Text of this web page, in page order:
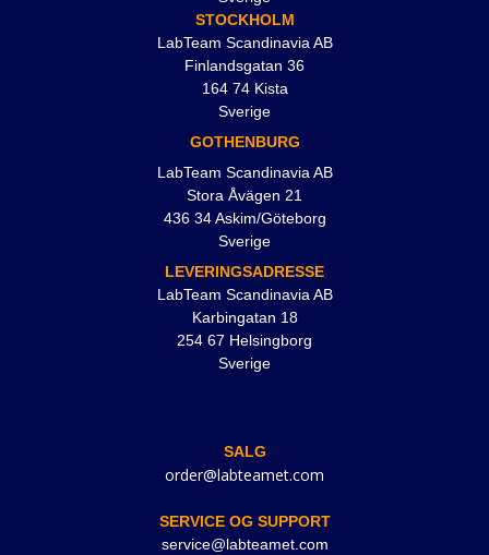
STOCKHOLM
LabTeam Scandinavia AB
Finlandsgatan 36
164 74 Kista
Sverige
GOTHENBURG
LabTeam Scandinavia AB
Stora Åvägen 21
436 34 Askim/Göteborg
Sverige
LEVERINGSADRESSE
LabTeam Scandinavia AB
Karbingatan 18
254 67 Helsingborg
Sverige
SALG
order@labteamet.com
SERVICE OG SUPPORT
service@labteamet.com